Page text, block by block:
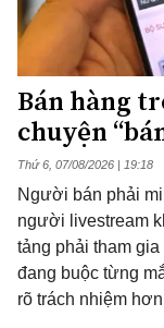
Bán hàng
chuyện
Thứ 6, 07/08/2026 | 19:18
Người bán phải
người livestream
tảng phải tham
đang buộc từng
rõ trách nhiệm